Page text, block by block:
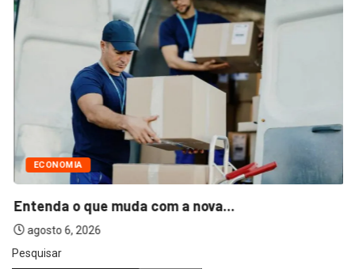
ECONOMIA
Entenda o que muda com a nova...
agosto 6, 2026
Pesquisar